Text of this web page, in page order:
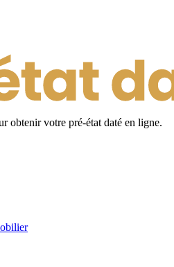
obtenir votre pré-état daté en ligne.